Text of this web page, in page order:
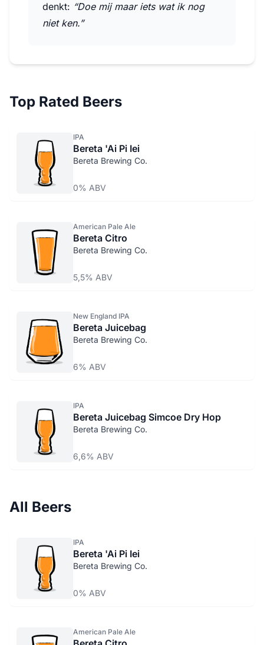
denkt: “Doe mij maar iets wat ik nog
niet ken.”
Top Rated Beers
IPA
Bereta 'Ai Pi Iei
Bereta Brewing Co.
0% ABV
American Pale Ale
Bereta Citro
Bereta Brewing Co.
5,5% ABV
New England IPA
Bereta Juicebag
Bereta Brewing Co.
6% ABV
IPA
Bereta Juicebag Simcoe Dry Hop
Bereta Brewing Co.
6,6% ABV
All Beers
IPA
Bereta 'Ai Pi Iei
Bereta Brewing Co.
0% ABV
American Pale Ale